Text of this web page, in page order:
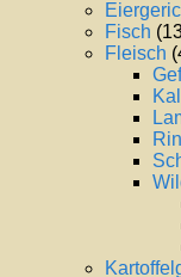
Fisch
Fleisch